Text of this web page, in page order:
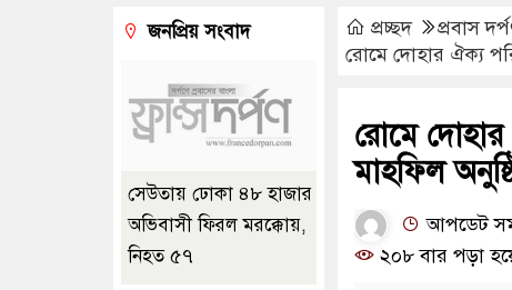
প্রচ্ছদ প্রবাস
রোমে দোহার ঐক্য
রোমে
মাহফিল
আপডেট
২০৮ বার পড়া
জনপ্রিয় সংবাদ
সেউতায় ঢোকা ৪৮ হাজার
অভিবাসী ফিরল মরক্কোয়,
নিহত ৫৭